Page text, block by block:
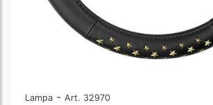
Lampa - Art. 32970